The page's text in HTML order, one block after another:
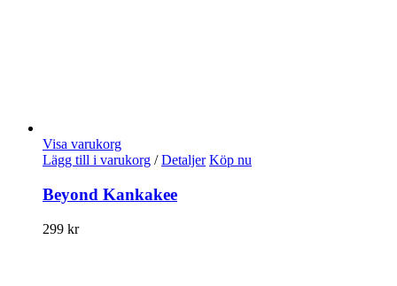
Visa varukorg
Lägg till i varukorg / Detaljer Köp nu
Beyond Kankakee
299 kr